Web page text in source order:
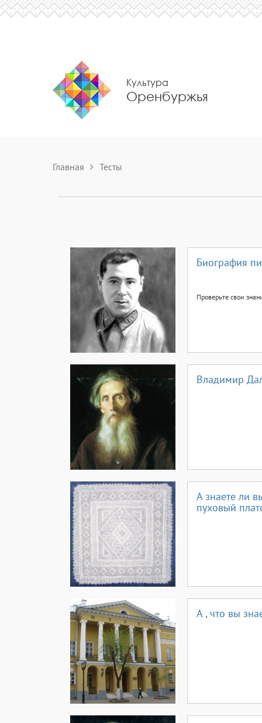
Культура
Оренбуржья
Главная Тесты
Биография
Проверьте свои
Владимир
А знаете ли
пуховый
А , что вы